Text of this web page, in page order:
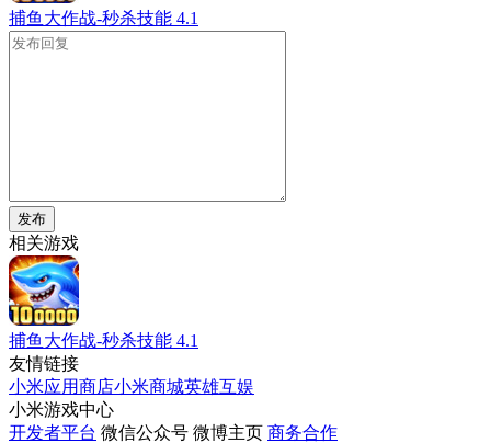
捕鱼大作战-秒杀技能 4.1
发布
相关游戏
捕鱼大作战-秒杀技能 4.1
友情链接
小米应用商店小米商城英雄互娱
小米游戏中心
开发者平台 微信公众号 微博主页 商务合作